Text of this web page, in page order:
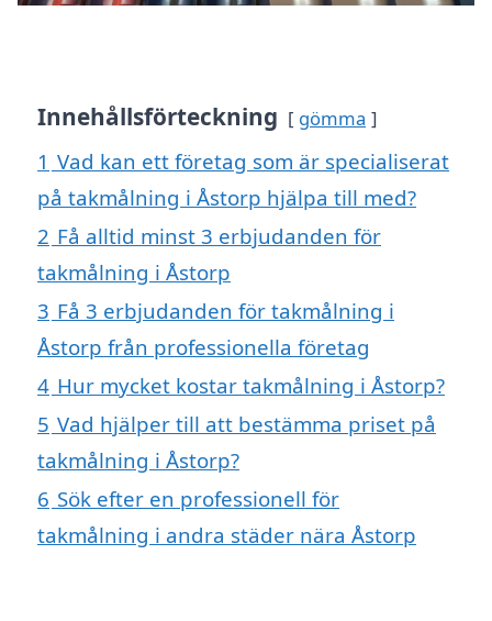
Innehållsförteckning gömma
1 Vad kan ett företag som är specialiserat
på takmålning i Åstorp hjälpa till med?
2 Få alltid minst 3 erbjudanden för
takmålning i Åstorp
3 Få 3 erbjudanden för takmålning i
Åstorp från professionella företag
4 Hur mycket kostar takmålning i Åstorp?
5 Vad hjälper till att bestämma priset på
takmålning i Åstorp?
6 Sök efter en professionell för
takmålning i andra städer nära Åstorp